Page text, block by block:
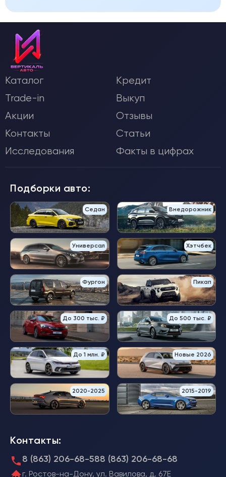
Каталог
Кредит
Trade-in
Выкуп
Акции
Отзывы
Контакты
Статьи
Исследования
Факты в цифрах
Подборки авто:
Седан Внедорожник
Универсал Хэтчбек
Фургон Пикап
До 300 тыс. ₽ До 500 тыс. ₽
До 1 млн. ₽ Новые 2026
2020-2025 2015-2019
Контакты:
8 (863) 206-68-588 (863) 206-68-68
г. Ростов-на-Дону, ул. Вавилова, д. 67Е